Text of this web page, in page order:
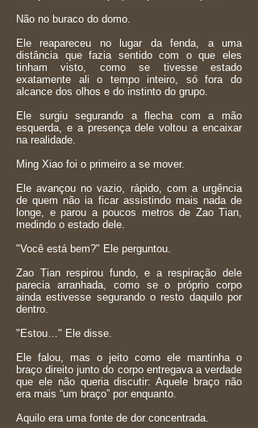
Não no buraco do domo.
Ele reapareceu no lugar da fenda, a uma
distância que fazia sentido com o que eles
tinham visto, como se tivesse estado
exatamente ali o tempo inteiro, só fora do
alcance dos olhos e do instinto do grupo.
Ele surgiu segurando a flecha com a mão
esquerda, e a presença dele voltou a encaixar
na realidade.
Ming Xiao foi o primeiro a se mover.
Ele avançou no vazio, rápido, com a urgência
de quem não ia ficar assistindo mais nada de
longe, e parou a poucos metros de Zao Tian,
medindo o estado dele.
"Você está bem?" Ele perguntou.
Zao Tian respirou fundo, e a respiração dele
parecia arranhada, como se o próprio corpo
ainda estivesse segurando o resto daquilo por
dentro.
"Estou…" Ele disse.
Ele falou, mas o jeito como ele mantinha o
braço direito junto do corpo entregava a verdade
que ele não queria discutir: Aquele braço não
era mais “um braço” por enquanto.
Aquilo era uma fonte de dor concentrada.